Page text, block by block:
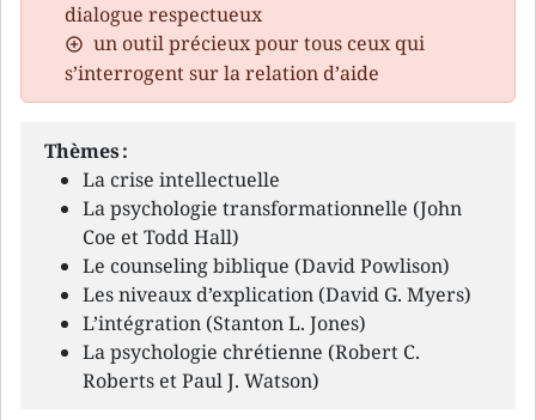
dialogue respectueux
un outil précieux pour tous ceux qui
s’interrogent sur la relation d’aide
Thèmes :
La crise intellectuelle
La psychologie transformationnelle (John
Coe et Todd Hall)
Le counseling biblique (David Powlison)
Les niveaux d’explication (David G. Myers)
L’intégration (Stanton L. Jones)
La psychologie chrétienne (Robert C.
Roberts et Paul J. Watson)